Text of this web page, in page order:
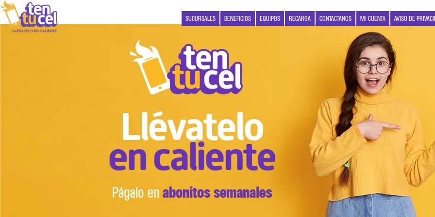
SUCURSALES BENEFICIOS EQUIPOS RECARGA CONTACTANOS MI CUENTA AVISO DE